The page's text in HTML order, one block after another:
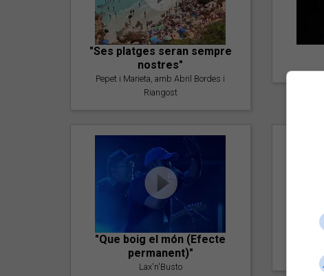
"Ses platges seran sempre
nostres"
Pepet i Marieta, amb Abril Bordes i
Riangost
"Que boig el món (Efecte
permanent)"
Lax'n'Busto